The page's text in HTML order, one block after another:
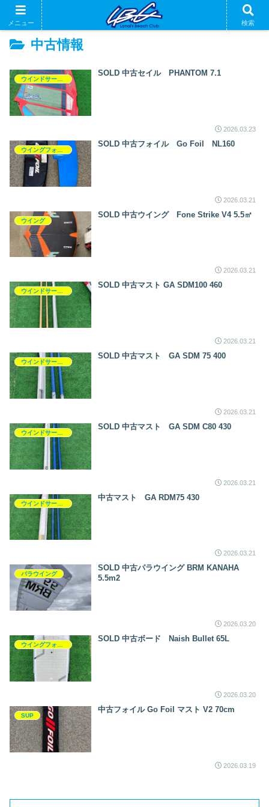
中古情報
SOLD 中古セイル PHANTOM 7.1
2026.03.23
SOLD 中古フォイル Go Foil NL160
2026.03.21
ウイング
SOLD 中古ウイング Fone Strike V4 5.5㎡
2026.03.21
ウインドサーフィン
SOLD 中古マスト GA SDM100 460
2026.03.21
SOLD 中古マスト GA SDM 75 400
2026.03.21
SOLD 中古マスト GA SDM C80 430
2026.03.21
中古マスト GA RDM75 430
2026.03.21
パラウイング
SOLD 中古パラウイング BRM KANAHA
5.5m2
2026.03.20
SOLD 中古ボード Naish Bullet 65L
2026.03.20
SUP
中古フォイル Go Foil マスト V2 70cm
2026.03.19
メニュー 検索